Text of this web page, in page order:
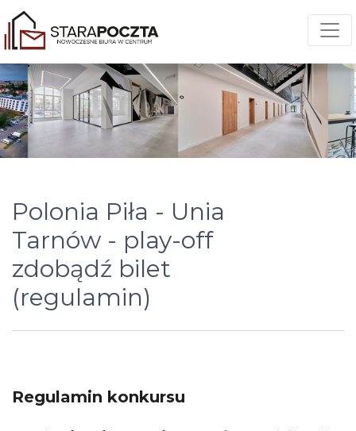
Polonia Piła - Unia
Tarnów - play-off
zdobądź bilet
(regulamin)
Regulamin konkursu